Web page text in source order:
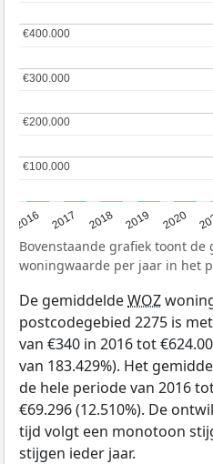
2016 2017 2018 2019 2020
€100.000
€100.000
€200.000
€200.000
€300.000
€300.000
€400.000
€400.000
Bovenstaande grafiek toont de
woningwaarde per jaar in het
De gemiddeldeWOZ
postcodegebied 2275 is
van €340 in 2016 tot
van 183.429%). Het
de hele periode van 2016
€69.296 (12.510%). De
tijd volgt een monotoon
stijgen ieder jaar.